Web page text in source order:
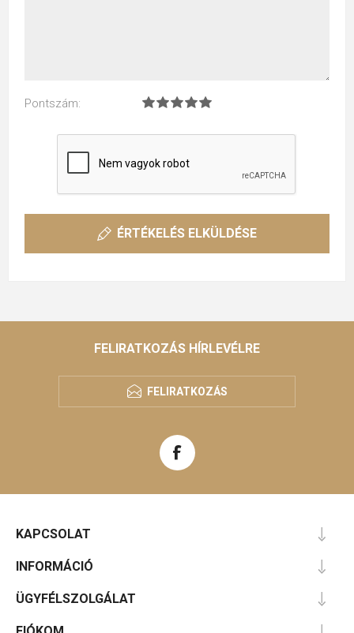
Pontszám:
ÉRTÉKELÉS ELKÜLDÉSE
FELIRATKOZÁS HÍRLEVÉLRE
FELIRATKOZÁS
KAPCSOLAT
INFORMÁCIÓ
ÜGYFÉLSZOLGÁLAT